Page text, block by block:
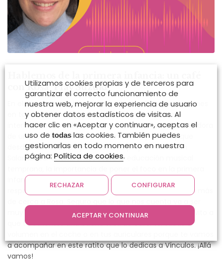
con Rosa ‘Play Suzuki’
En el programa de hoy retomo el ciclo de conversaciones
en torno a un café y, esta vez, disfrutaré de una
interesante llamada telefónica con Rosa Lorenzo, creadora
de un proyecto maravilloso llamado Play Suzuki y que
desde hace muy poquito tiene su propio estudio en
Salamanca. Charlaremos sobre la educación musical
infancia y crear experiencias y vivencias ricas y
respetuosas en torno a ella y, cómo no, conoceremos más
muy interesante. Así que, si aún no lo has hecho, te invito a
que te calientes una buena taza de café, té, subas el
a acompañar en este ratito que lo dedicas a Vínculos. ¡Allá
vamos!
Utilizamos cookies propias y de terceros para
garantizar el correcto funcionamiento de
nuestra web, mejorar la experiencia de usuario
y obtener datos estadísticos de visitas. Al
hacer clic en «Aceptar y continuar», aceptas el
uso de todas las cookies. También puedes
gestionarlas en todo momento en nuestra
página: Política de cookies.
RECHAZAR CONFIGURAR
ACEPTAR Y CONTINUAR